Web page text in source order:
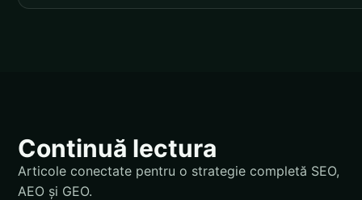
Continuă lectura
Articole conectate pentru o strategie completă SEO,
AEO și GEO.